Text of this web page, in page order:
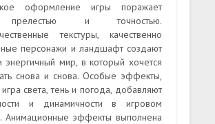
оформление игры поражает
и точностью.
текстуры, качественно
персонажи и ландшафт создают
энергичный мир, в который хочется
снова и снова. Особые эффекты,
игра света, тень и погода, добавляют
и динамичности в игровом
Анимационные эффекты выполнена